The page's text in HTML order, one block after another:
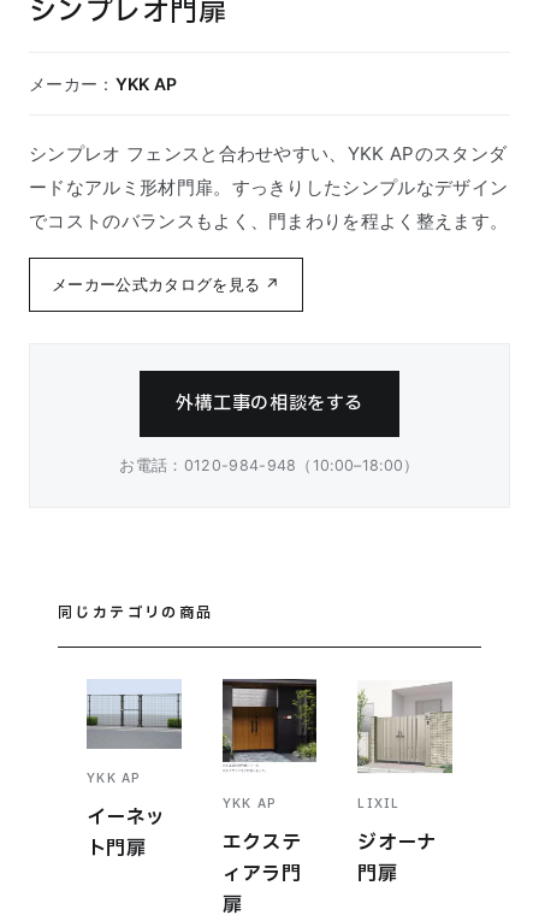
シンプレオ門扉
メーカー： YKK AP
シンプレオ フェンスと合わせやすい、YKK APのスタンダ
ードなアルミ形材門扉。すっきりしたシンプルなデザイン
でコストのバランスもよく、門まわりを程よく整えます。
メーカー公式カタログを見る ↗
外構工事の相談をする
お電話：0120-984-948（10:00–18:00）
同じカテゴリの商品
YKK AP
イーネッ
ト門扉
YKK AP
エクステ
ィアラ門
扉
LIXIL
ジオーナ
門扉